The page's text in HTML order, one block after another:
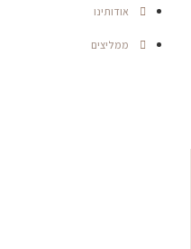
אודותינו
ממליצים